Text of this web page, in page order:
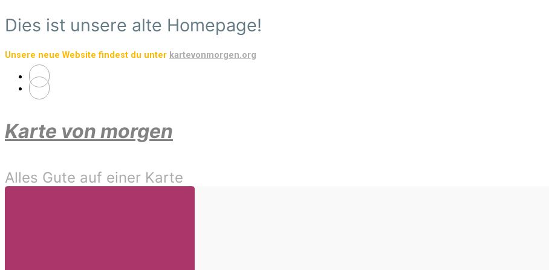
Zum
Hauptinhalt
Dies ist unsere alte Homepage!
Unsere neue Website findest du unter kartevonmorgen.org
Karte von morgen
Alles Gute auf einer Karte